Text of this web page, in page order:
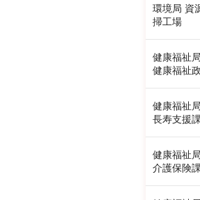
環境局 資
掃工場
健康福祉
健康福祉
健康福祉
長寿支援課
健康福祉
介護保険課